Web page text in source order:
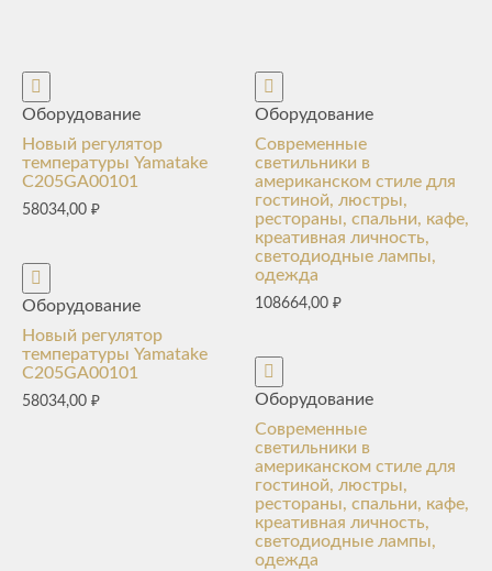
Оборудование
Новый регулятор
температуры Yamatake
C205GA00101
58034,00 ₽
Оборудование
Новый регулятор
температуры Yamatake
C205GA00101
58034,00 ₽
Оборудование
Современные
светильники в
американском стиле для
гостиной, люстры,
рестораны, спальни, кафе,
креативная личность,
светодиодные лампы,
одежда
108664,00₽
Оборудование
Современные
светильники в
американском стиле для
гостиной, люстры,
рестораны, спальни, кафе,
креативная личность,
светодиодные лампы,
одежда